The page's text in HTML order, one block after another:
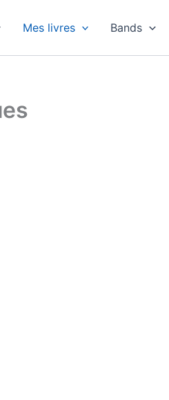
Mes livres Bands